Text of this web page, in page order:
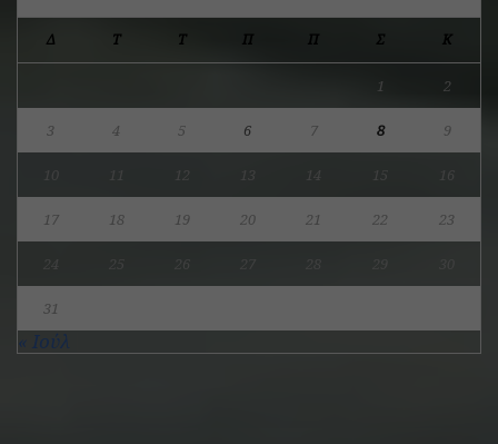
Δ Τ Τ Π Π Σ Κ
1 2
3 4 5 6 7 8 9
11 12 14 15 16
17 18 19 20 21 22 23
26
31
« Ιούλ